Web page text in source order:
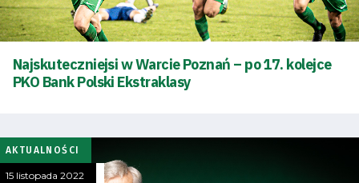
Najskuteczniejsi w Warcie Poznań – po 17. kolejce
PKO Bank Polski Ekstraklasy
AKTUALNOŚCI
15 listopada 2022